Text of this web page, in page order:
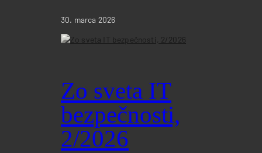
30. marca 2026
Zo sveta IT
bezpečnosti,
2/2026